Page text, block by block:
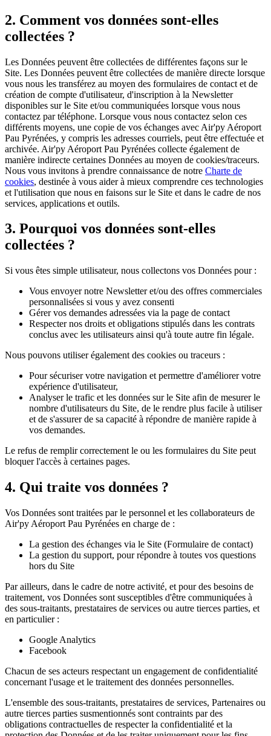
2. Comment vos données sont-elles
collectées ?
Les Données peuvent être collectées de différentes façons sur le
Site. Les Données peuvent être collectées de manière directe lorsque
vous nous les transférez au moyen des formulaires de contact et de
création de compte d'utilisateur, d'inscription à la Newsletter
disponibles sur le Site et/ou communiquées lorsque vous nous
contactez par téléphone. Lorsque vous nous contactez selon ces
différents moyens, une copie de vos échanges avec Air'py Aéroport
Pau Pyrénées, y compris les adresses courriels, peut être effectuée et
archivée. Air'py Aéroport Pau Pyrénées collecte également de
manière indirecte certaines Données au moyen de cookies/traceurs.
Nous vous invitons à prendre connaissance de notre Charte de
cookies, destinée à vous aider à mieux comprendre ces technologies
et l'utilisation que nous en faisons sur le Site et dans le cadre de nos
services, applications et outils.
3. Pourquoi vos données sont-elles
collectées ?
Si vous êtes simple utilisateur, nous collectons vos Données pour :
Vous envoyer notre Newsletter et/ou des offres commerciales
personnalisées si vous y avez consenti
Gérer vos demandes adressées via la page de contact
Respecter nos droits et obligations stipulés dans les contrats
conclus avec les utilisateurs ainsi qu'à toute autre fin légale.
Nous pouvons utiliser également des cookies ou traceurs :
Pour sécuriser votre navigation et permettre d'améliorer votre
expérience d'utilisateur,
Analyser le trafic et les données sur le Site afin de mesurer le
nombre d'utilisateurs du Site, de le rendre plus facile à utiliser
et de s'assurer de sa capacité à répondre de manière rapide à
vos demandes.
Le refus de remplir correctement le ou les formulaires du Site peut
bloquer l'accès à certaines pages.
4. Qui traite vos données ?
Vos Données sont traitées par le personnel et les collaborateurs de
Air'py Aéroport Pau Pyrénées en charge de :
La gestion des échanges via le Site (Formulaire de contact)
La gestion du support, pour répondre à toutes vos questions
hors du Site
Par ailleurs, dans le cadre de notre activité, et pour des besoins de
traitement, vos Données sont susceptibles d'être communiquées à
des sous-traitants, prestataires de services ou autre tierces parties, et
en particulier :
Google Analytics
Facebook
Chacun de ses acteurs respectant un engagement de confidentialité
concernant l'usage et le traitement des données personnelles.
L'ensemble des sous-traitants, prestataires de services, Partenaires ou
autre tierces parties susmentionnés sont contraints par des
obligations contractuelles de respecter la confidentialité et la